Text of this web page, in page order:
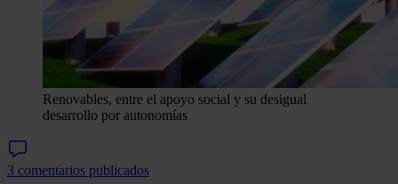
Renovables, entre el apoyo social y su desigual
desarrollo por autonomías
3 comentarios publicados